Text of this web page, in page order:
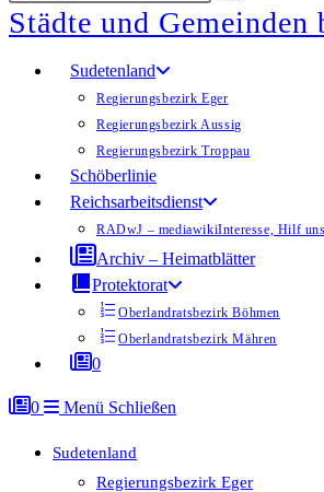
Website
durchsuchen
starten
Städte und Gemeinden
Sudetenland
Regierungsbezirk Eger
Regierungsbezirk Aussig
Regierungsbezirk Troppau
Schöberlinie
Reichsarbeitsdienst
RADwJ – mediawikiInteresse, Hilf
Archiv – Heimatblätter
Protektorat
Oberlandratsbezirk Böhmen
Oberlandratsbezirk Mähren
0
0 Menü Schließen
Sudetenland
Regierungsbezirk Eger